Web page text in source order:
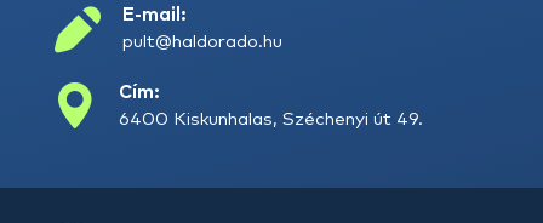
E-mail:
pult@haldorado.hu
Cím:
6400 Kiskunhalas, Széchenyi út 49.